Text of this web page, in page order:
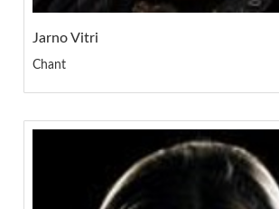
Jarno Vitri
Chant